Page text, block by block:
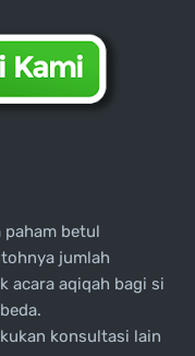
betul
jumlah
acara aqiqah bagi si
konsultasi lain